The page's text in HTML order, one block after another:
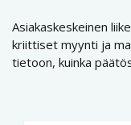
Asiakaskeskeinen
kriittiset myynti ja
tietoon, kuinka